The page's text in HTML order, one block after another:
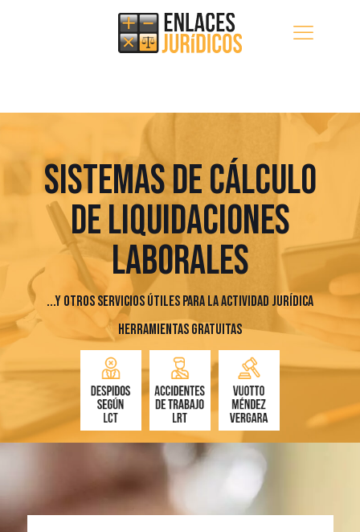
SISTEMAS DE CÁLCULO
DE LIQUIDACIONES
LABORALES
...Y OTROS SERVICIOS ÚTILES PARA LA ACTIVIDAD JURÍDICA
HERRAMIENTAS GRATUITAS